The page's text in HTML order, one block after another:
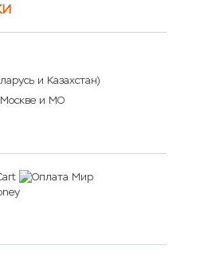
и Казахстан)
Москве и МО